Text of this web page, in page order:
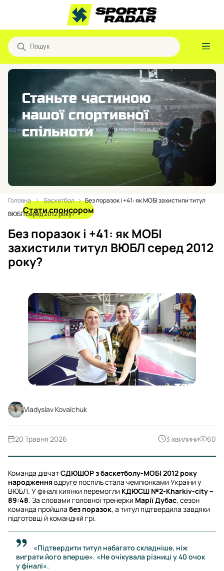
Стати спонсором
Головна Баскетбол
Без поразок і +41: як МОБІ захистили титул
ВЮБЛ серед 2012 року?
Без поразок і +41: як МОБІ
захистили титул ВЮБЛ серед 2012
року?
Vladyslav Kovalchuk
3 хвилини 60
20 Травня 2026
Команда дівчатСДЮШОР з баскетболу-МОБІ 2012 року
народження вдруге поспіль стала чемпіонками України у
ВЮБЛ. У фіналі киянки перемогли КДЮСШ №2-Kharkiv-city –
89:48. За словами головної тренерки Марії Дубас, сезон
команда пройшла без поразок, а титул підтвердила завдяки
підготовці й командній грі.
«Підтвердити титул набагато складніше, ніж
виграти його вперше». «Не очікувала різниці у 40 очок
у фіналі».